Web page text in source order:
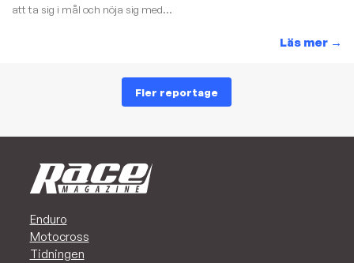
att ta sig i mål och nöja sig med...
Läs mer →
Fler reportage
Enduro
Motocross
Tidningen